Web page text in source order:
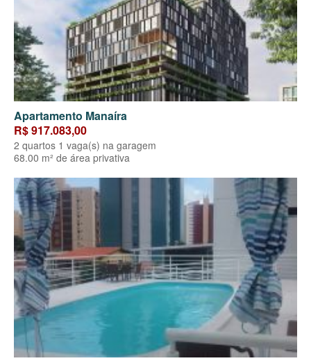
Apartamento Manaíra
R$ 917.083,00
2 quartos 1 vaga(s) na garagem
68.00 m² de área privativa